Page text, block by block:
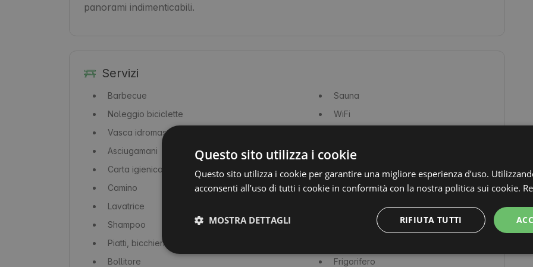
panorami indimenticabili.
Servizi
Barbecue
Sauna
Noleggio biciclette
WiFi
Vasca idromassaggio
Asciugamani
Biancheria da letto
Carta igienica
Aria condizionata
Camino
Asciugacapelli
Lavatrice
Shampoo
Macchina del caffè / caffettiera
Piatti, bicchieri e posate
Bollitore
Frigorifero
Questo sito utilizza i cookie
Questo sito utilizza i cookie per garantire una migliore esperienza d’uso.
acconsenti all’uso di tutti i cookie in conformità con la nostra politica sui cookie.
RIFIUTA TUTTI
MOSTRA DETTAGLI